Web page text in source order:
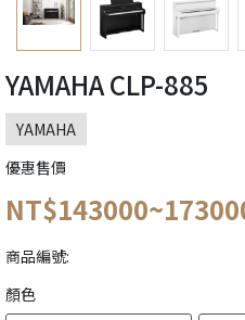
YAMAHA CLP-885
YAMAHA
優惠售價
商品編號:
顏色